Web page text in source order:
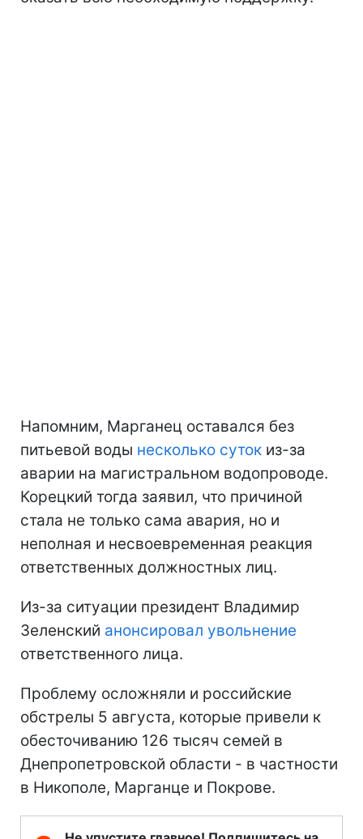
Напомним, Марганец оставался без
питьевой воды несколько суток из-за
аварии на магистральном водопроводе.
Корецкий тогда заявил, что причиной
стала не только сама авария, но и
неполная и несвоевременная реакция
ответственных должностных лиц.
Из-за ситуации президент Владимир
Зеленский анонсировал увольнение
ответственного лица.
Проблему осложняли и российские
обстрелы 5 августа, которые привели к
обесточиванию 126 тысяч семей в
Днепропетровской области - в частности
в Никополе, Марганце и Покрове.